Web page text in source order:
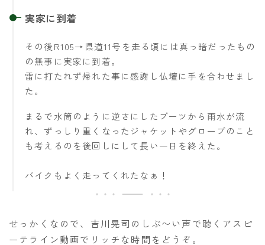
実家に到着
その後R105→県道11号を走る頃には真っ暗だったもの
の無事に実家に到着。
雷に打たれず帰れた事に感謝し仏壇に手を合わせまし
た。
まるで水筒のように逆さにしたブーツから雨水が流
れ、ずっしり重くなったジャケットやグローブのこと
も考えるのを後回しにして長い一日を終えた。
バイクもよく走ってくれたなぁ！
せっかくなので、吉川晃司のしぶ〜い声で聴くアスピ
ーテライン動画でリッチな時間をどうぞ。